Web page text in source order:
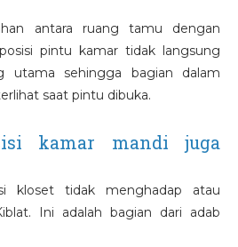
antara ruang tamu dengan
pintu kamar tidak langsung
utama sehingga bagian dalam
saat pintu dibuka.
kamar mandi juga
kloset tidak menghadap atau
Ini adalah bagian dari adab